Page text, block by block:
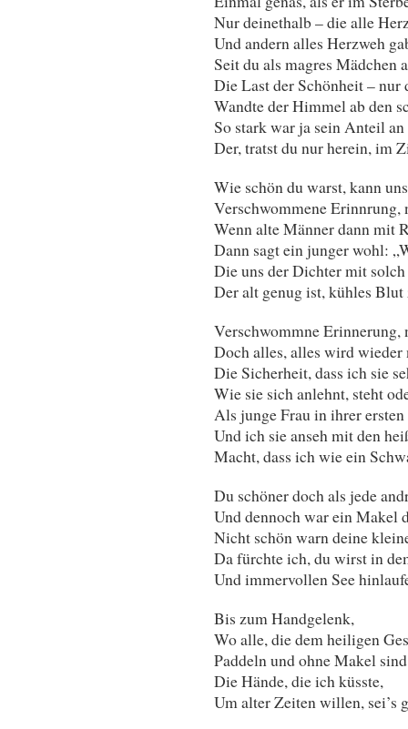
Nur deinethalb – die alle
Und andern alles Herzweh
Seit du als magres Mädchen
Die Last der Schönheit – nur
Wandte der Himmel ab den
So stark war ja sein Anteil
Der, tratst du nur herein, im
Wie schön du warst, kann
Verschwommene Erinnrung,
Wenn alte Männer dann mit
Dann sagt ein junger wohl:
Die uns der Dichter mit
Der alt genug ist, kühles Blut
Verschwommne Erinnerung,
Doch alles, alles wird wieder
Die Sicherheit, dass ich sie
Wie sie sich anlehnt, steht
Als junge Frau in ihrer
Und ich sie anseh mit den
Macht, dass ich wie ein
Du schöner doch als jede
Und dennoch war ein Makel
Nicht schön warn deine
Da fürchte ich, du wirst in
Und immervollen See
Bis zum Handgelenk,
Wo alle, die dem heiligen
Paddeln und ohne Makel
Die Hände, die ich küsste,
Um alter Zeiten willen, sei’s